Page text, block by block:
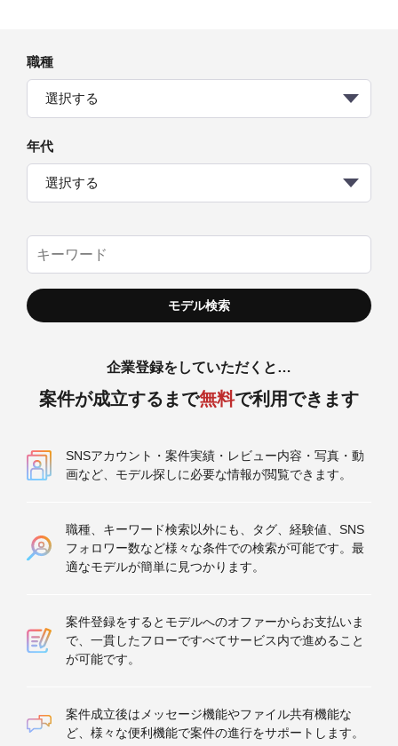
職種
選択する
年代
選択する
企業登録をしていただくと…
案件が成立するまで無料で利用できます
SNSアカウント・案件実績・レビュー内容・写真・動
画など、モデル探しに必要な情報が閲覧できます。
職種、キーワード検索以外にも、タグ、経験値、SNS
フォロワー数など様々な条件での検索が可能です。最
適なモデルが簡単に見つかります。
案件登録をするとモデルへのオファーからお支払いま
で、一貫したフローですべてサービス内で進めること
が可能です。
案件成立後はメッセージ機能やファイル共有機能な
ど、様々な便利機能で案件の進行をサポートします。